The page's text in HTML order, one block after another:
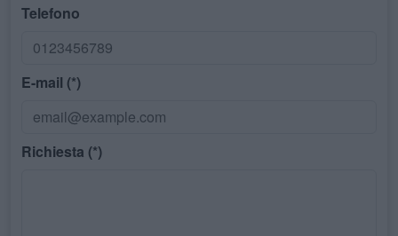
Telefono
E-mail (*)
Richiesta (*)